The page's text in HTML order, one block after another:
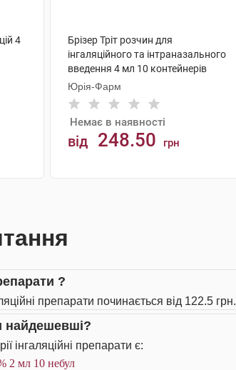
4
Брізер Тріт розчин для
інгаляційного та інтраназального
введення 4 мл 10 контейнерів
Юрія-Фарм
Немає в наявності
від 248.50 грн
?
препарати починається від 122.5 грн.
найдешевші?
інгаляційні препарати є:
2 мл 10 небул